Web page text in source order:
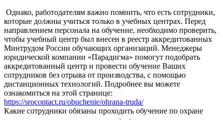
Однако, работодателям важно помнить, что есть сотрудники,
которые должны учиться только в учебных центрах. Перед
направлением персонала на обучение, необходимо проверить,
чтобы учебный центр был внесен в реестр аккредитованных
Минтрудом России обучающих организаций. Менеджеры
юридической компании «Парадигма» помогут подобрать
аккредитованный центр и провести обучение Ваших
сотрудников без отрыва от производства, с помощью
дистанционных технологий. Подробнее вы можете
ознакомиться на этой странице:
https://srocontact.ru/obuchenie/ohrana-truda/
Какие сотрудники обязаны проходить обучение по охране